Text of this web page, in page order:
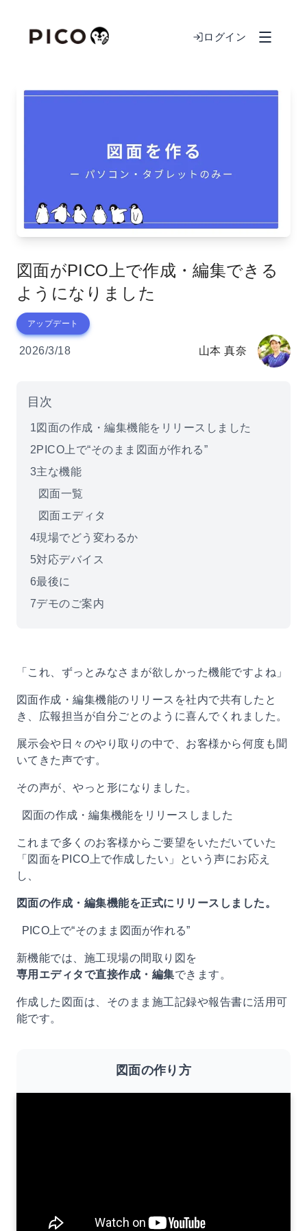
ログイン
図面がPICO上で作成・編集できる
ようになりました
アップデート
2026/3/18 山本 真奈
目次
1図面の作成・編集機能をリリースしました
2PICO上で“そのまま図面が作れる”
3主な機能
図面一覧
図面エディタ
4現場でどう変わるか
5対応デバイス
6最後に
7デモのご案内
「これ、ずっとみなさまが欲しかった機能ですよね」
図面作成・編集機能のリリースを社内で共有したと
き、広報担当が自分ごとのように喜んでくれました。
展示会や日々のやり取りの中で、お客様から何度も聞
いてきた声です。
その声が、やっと形になりました。
図面の作成・編集機能をリリースしました
これまで多くのお客様からご要望をいただいていた
「図面をPICO上で作成したい」という声にお応え
し、
図面の作成・編集機能を正式にリリースしました。
PICO上で“そのまま図面が作れる”
新機能では、施工現場の間取り図を
専用エディタで直接作成・編集できます。
作成した図面は、そのまま施工記録や報告書に活用可
能です。
図面の作り方